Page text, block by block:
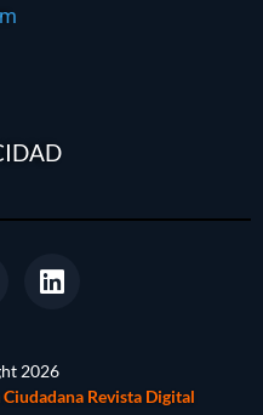
2026
Revista Digital